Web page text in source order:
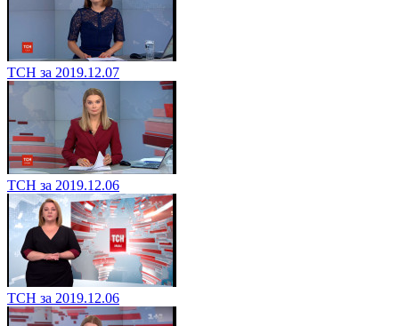
ТСН за 2019.12.07
ТСН за 2019.12.06
ТСН за 2019.12.06